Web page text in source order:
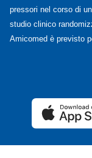
pressori nel corso di
studio clinico
Amicomed è previsto